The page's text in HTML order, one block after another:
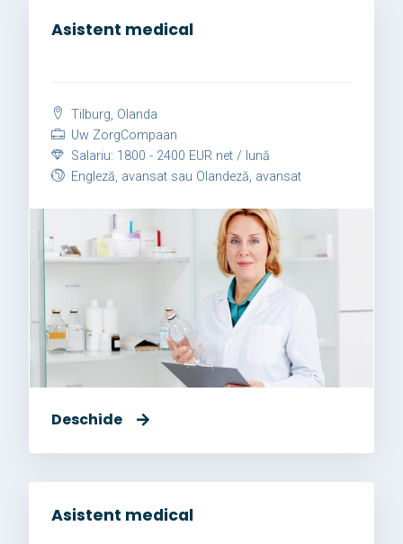
Asistent medical
Tilburg, Olanda
Uw ZorgCompaan
Salariu: 1800 - 2400 EUR net / lună
Engleză, avansat sau Olandeză, avansat
Deschide
Asistent medical